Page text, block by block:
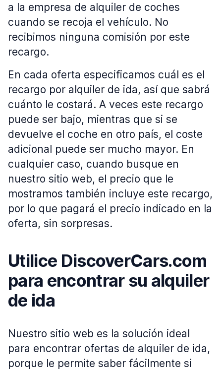
a la empresa de alquiler de coches
cuando se recoja el vehículo. No
recibimos ninguna comisión por este
recargo.
En cada oferta especificamos cuál es el
recargo por alquiler de ida, así que sabrá
cuánto le costará. A veces este recargo
puede ser bajo, mientras que si se
devuelve el coche en otro país, el coste
adicional puede ser mucho mayor. En
cualquier caso, cuando busque en
nuestro sitio web, el precio que le
mostramos también incluye este recargo,
por lo que pagará el precio indicado en la
oferta, sin sorpresas.
Utilice DiscoverCars.com
para encontrar su alquiler
de ida
Nuestro sitio web es la solución ideal
para encontrar ofertas de alquiler de ida,
porque le permite saber fácilmente si